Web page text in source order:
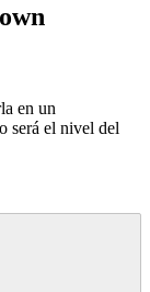
en un
o será el nivel del